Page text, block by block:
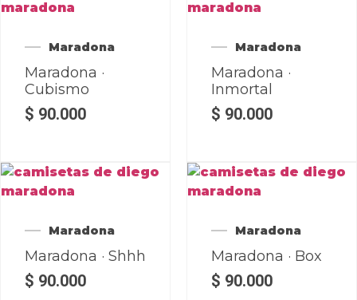
Maradona
Maradona ·
Cubismo
$ 90.000
Maradona
Maradona ·
Inmortal
$ 90.000
Maradona
Maradona · Shhh
$ 90.000
Maradona
Maradona · Box
$ 90.000